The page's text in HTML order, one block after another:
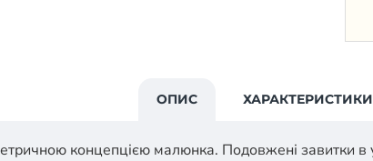
ОПИС ХАРАКТЕРИСТИКИ
концепцією малюнка. Подовжені завитки в